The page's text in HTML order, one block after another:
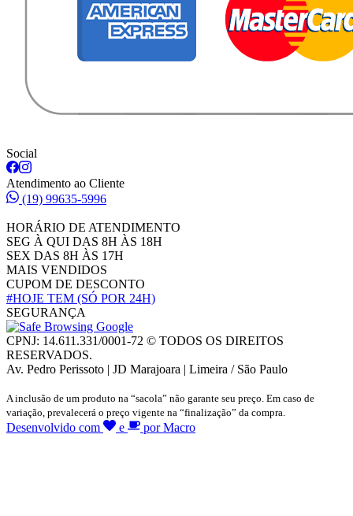
Social
Atendimento ao Cliente
(19) 99635-5996
HORÁRIO DE ATENDIMENTO
SEG À QUI DAS 8H ÀS 18H
SEX DAS 8H ÀS 17H
MAIS VENDIDOS
CUPOM DE DESCONTO
#HOJE TEM (SÓ POR 24H)
SEGURANÇA
CPNJ: 14.611.331/0001-72 © TODOS OS DIREITOS
RESERVADOS.
Av. Pedro Perissoto | JD Marajoara | Limeira / São Paulo
A inclusão de um produto na “sacola” não garante seu preço. Em caso de
variação, prevalecerá o preço vigente na “finalização” da compra.
Desenvolvido com e por Macro